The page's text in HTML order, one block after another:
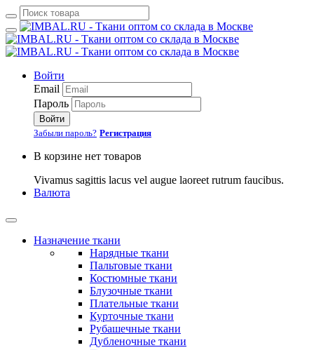
Войти
Email
Пароль
Войти
Забыли пароль? Регистрация
В корзине нет товаров
Vivamus sagittis lacus vel augue laoreet rutrum faucibus.
Валюта
Назначение ткани
Нарядные ткани
Пальтовые ткани
Костюмные ткани
Блузочные ткани
Плательные ткани
Курточные ткани
Рубашечные ткани
Дубленочные ткани